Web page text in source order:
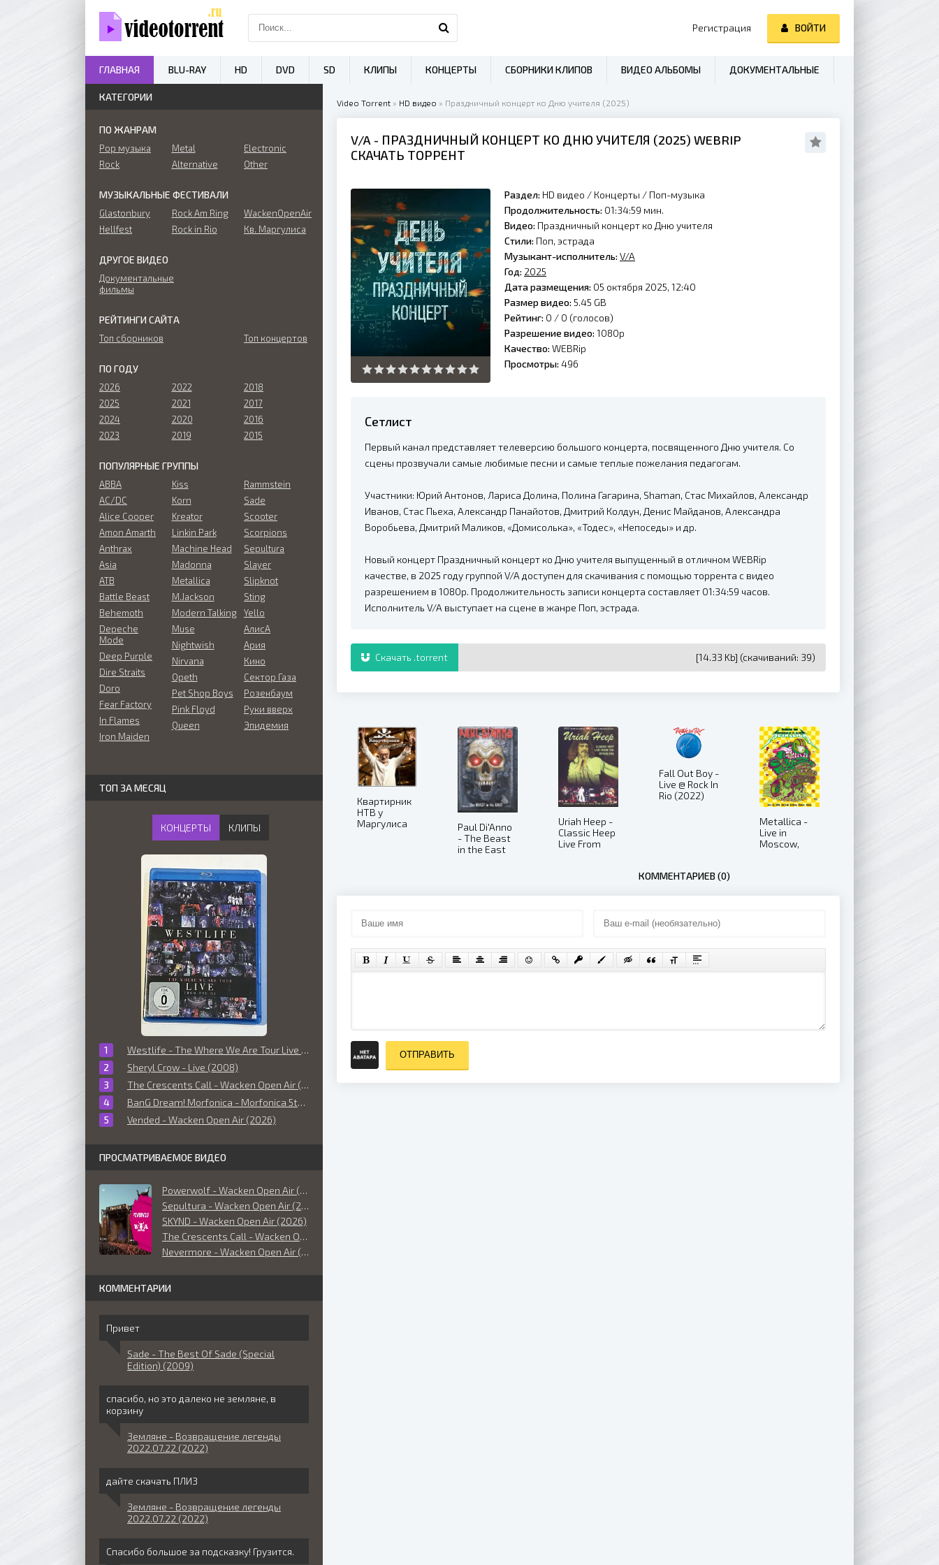
Video Torrent » HD видео » Праздничный концерт ко Дню учителя (2025)
V/A - ПРАЗДНИЧНЫЙ КОНЦЕРТ КО ДНЮ УЧИТЕЛЯ (2025) WEBRIP
СКАЧАТЬ ТОРРЕНТ
Раздел: HD видео / Концерты / Поп-музыка
Продолжительность: 01:34:59 мин.
Видео: Праздничный концерт ко Дню учителя
Стили: Поп, эстрада
Музыкант-исполнитель: V/A
Год: 2025
Дата размещения: 05 октября 2025, 12:40
Размер видео: 5.45 GB
Рейтинг: 0 / 0 (голосов)
Разрешение видео: 1080p
Качество: WEBRip
Просмотры: 496
Сетлист
Первый канал представляет телеверсию большого концерта, посвященного Дню учителя. Со
сцены прозвучали самые любимые песни и самые теплые пожелания педагогам.
Участники: Юрий Антонов, Лариса Долина, Полина Гагарина, Shaman, Стас Михайлов, Александр
Иванов, Стас Пьеха, Александр Панайотов, Дмитрий Колдун, Денис Майданов, Александра
Воробьева, Дмитрий Маликов, «Домисолька», «Тодес», «Непоседы» и др.
Новый концерт Праздничный концерт ко Дню учителя выпущенный в отличном WEBRip
качестве, в 2025 году группой V/A доступен для скачивания с помощью торрента с видео
разрешением в 1080p. Продолжительность записи концерта составляет 01:34:59 часов.
Исполнитель V/A выступает на сцене в жанре Поп, эстрада.
Скачать .torrent [14.33 Kb] (cкачиваний: 39)
Квартирник
НТВ у
Маргулиса
Paul Di'Anno
- The Beast
in the East
Uriah Heep -
Classic Heep
Live From
Fall Out Boy -
Live @ Rock In
Rio (2022)
Metallica -
Live in
Moscow,
КОММЕНТАРИЕВ (0)
ОТПРАВИТЬ
КАТЕГОРИИ
ПО ЖАНРАМ
Pop музыка
Rock
Metal
Alternative
Electronic
Other
МУЗЫКАЛЬНЫЕ ФЕСТИВАЛИ
Glastonbury
Hellfest
Rock Am Ring
Rock in Rio
WackenOpenAir
Кв. Маргулиса
ДРУГОЕ ВИДЕО
Документальные
фильмы
РЕЙТИНГИ САЙТА
Топ сборников Топ концертов
ПО ГОДУ
2026
2025
2024
2023
2022
2021
2020
2019
2018
2017
2016
2015
ПОПУЛЯРНЫЕ ГРУППЫ
ABBA
AC/DC
Alice Cooper
Amon Amarth
Anthrax
Asia
ATB
Battle Beast
Behemoth
Depeche
Mode
Deep Purple
Dire Straits
Doro
Fear Factory
In Flames
Iron Maiden
Kiss
Korn
Kreator
Linkin Park
Machine Head
Madonna
Metallica
M.Jackson
Modern Talking
Muse
Nightwish
Nirvana
Opeth
Pet Shop Boys
Pink Floyd
Queen
Rammstein
Sade
Scooter
Scorpions
Sepultura
Slayer
Slipknot
Sting
Yello
АлисА
Ария
Кино
Сектор Газа
Розенбаум
Руки вверх
Эпидемия
ТОП ЗА МЕСЯЦ
КОНЦЕРТЫ КЛИПЫ
Westlife - The Where We Are Tour Live From The O2 (2010)
Sheryl Crow - Live (2008)
The Crescents Call - Wacken Open Air (2026)
BanG Dream! Morfonica - Morfonica 5th Anniversary Live Maestoso (2026)
Vended - Wacken Open Air (2026)
ПРОСМАТРИВАЕМОЕ ВИДЕО
Powerwolf - Wacken Open Air (2026)
Sepultura - Wacken Open Air (2026)
SKYND - Wacken Open Air (2026)
The Crescents Call - Wacken Open Air (2026)
Nevermore - Wacken Open Air (2026)
КОММЕНТАРИИ
Привет
Sade - The Best Of Sade (Special
Edition) (2009)
спасибо, но это далеко не земляне, в
корзину
Земляне - Возвращение легенды
2022.07.22 (2022)
дайте скачать ПЛИЗ
Земляне - Возвращение легенды
2022.07.22 (2022)
Спасибо большое за подсказку! Грузится.
Регистрация ВОЙТИ
ГЛАВНАЯ BLU-RAY HD DVD SD КЛИПЫ КОНЦЕРТЫ СБОРНИКИ КЛИПОВ ВИДЕО АЛЬБОМЫ ДОКУМЕНТАЛЬНЫЕ